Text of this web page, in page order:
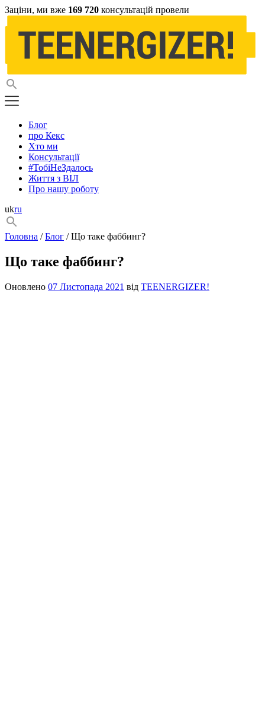
Заціни, ми вже 169 720 консультацій провели
Блог
про Кекс
Хто ми
Консультації
#ТобіНеЗдалось
Життя з ВІЛ
Про нашу роботу
ukru
Головна /Блог / Що таке фаббинг?
Що таке фаббинг?
Оновлено 07 Листопада 2021 від TEENERGIZER!